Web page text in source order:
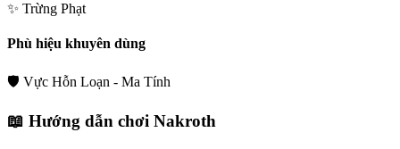
✨ Trừng Phạt
Phù hiệu khuyên dùng
🛡️ Vực Hỗn Loạn - Ma Tính
📖 Hướng dẫn chơi Nakroth